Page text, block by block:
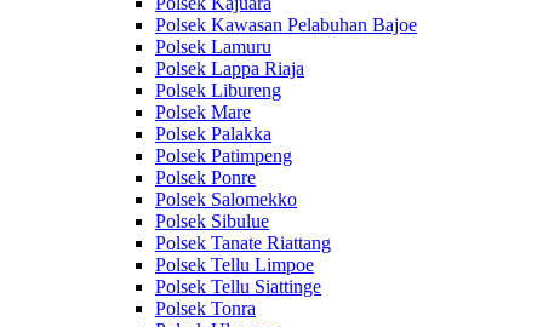
Polsek Kawasan Pelabuhan Bajoe
Polsek Lamuru
Polsek Lappa Riaja
Polsek Libureng
Polsek Mare
Polsek Palakka
Polsek Patimpeng
Polsek Ponre
Polsek Salomekko
Polsek Sibulue
Polsek Tanate Riattang
Polsek Tellu Limpoe
Polsek Tellu Siattinge
Polsek Tonra